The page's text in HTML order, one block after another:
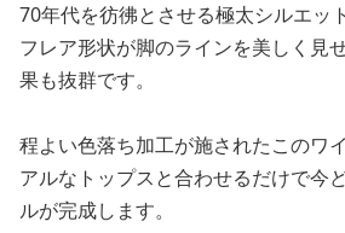
70年代を彷彿とさせる極太シルエッ
フレア形状が脚のラインを美しく見
果も抜群です。
程よい色落ち加工が施されたこのワ
アルなトップスと合わせるだけで今
ルが完成します。